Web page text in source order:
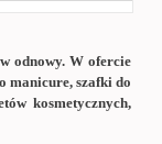
odnowy. W ofercie
manicure, szafki do
kosmetycznych,